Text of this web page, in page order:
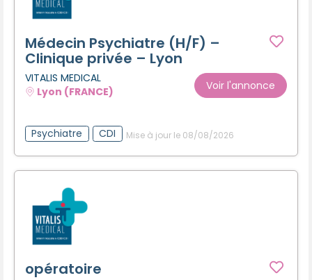
Médecin Psychiatre (H/F) –
Clinique privée – Lyon
VITALIS MEDICAL
Lyon (FRANCE)
Voir l'annonce
Psychiatre CDI Mise à jour le 08/08/2026
opératoire